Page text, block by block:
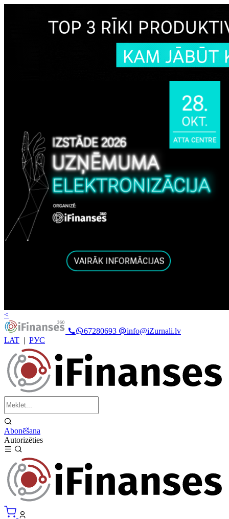
<
67280693
info@iZurnali.lv
LAT | РУС
Abonēšana
Autorizēties